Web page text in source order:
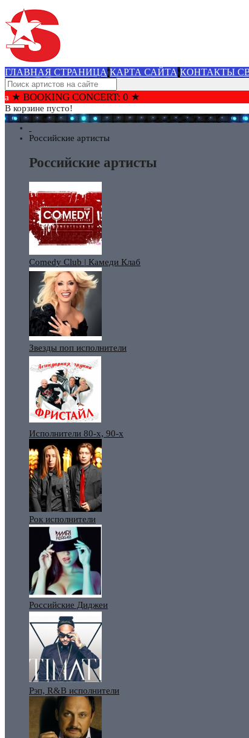
ГЛАВНАЯ СТРАНИЦА КАРТА САЙТА КОНТАКТЫ
★ BOOKING CONCERT: 0 ★
В корзине пусто!
Российские артисты
Российские артисты
Comedy Club | Камеди Клаб
Звезды поп исполнители
Исполнители 80-х, 90-х
Рок исполнители
Российские Диджеи
Рэп, R&B исполнители